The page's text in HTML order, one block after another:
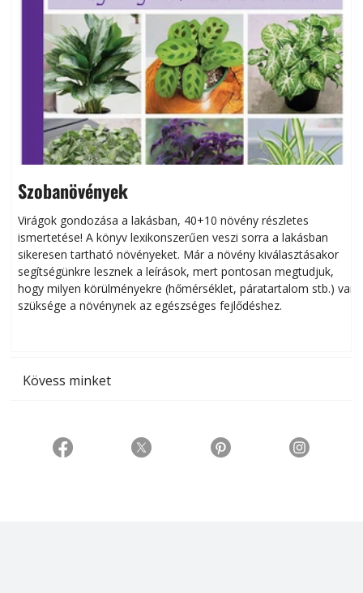
Szobanövények
Virágok gondozása a lakásban, 40+10 növény részletes
ismertetése! A könyv lexikonszerűen veszi sorra a lakásban
sikeresen tart­ha­tó növényeket. Már a növény kiválasztásakor
segítségünkre lesznek a leírások, mert pontosan megtudjuk,
hogy milyen körülményekre (hőmérséklet, páratartalom stb.) van
szüksége a növénynek az egészséges fejlődéshez.
Kövess minket